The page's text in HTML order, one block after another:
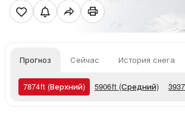
Прогноз Сейчас История снега
7874ft (Верхний) 5906ft (Средний) 3937